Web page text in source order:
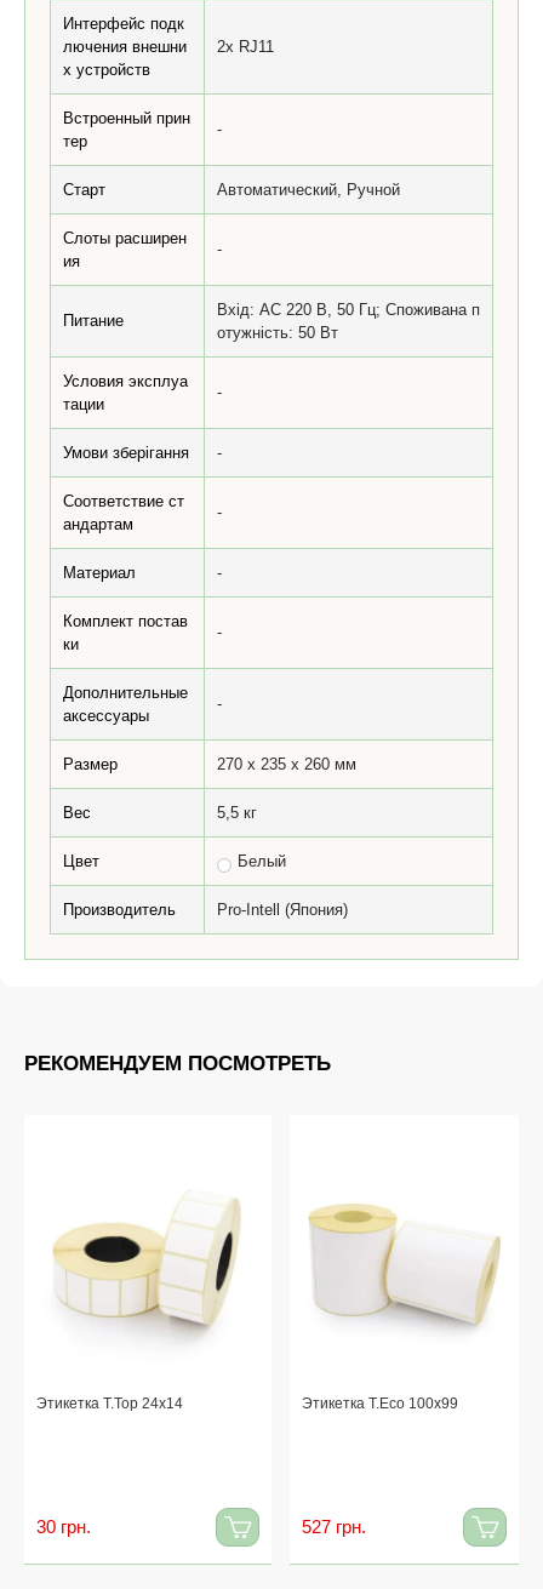
Интерфейс подк
лючения внешни
х устройств
2х RJ11
Встроенный прин
тер
-
Старт Автоматический, Ручной
Слоты расширен
ия
-
Питание
Вхід: AC 220 В, 50 Гц; Споживана п
отужність: 50 Вт
Условия эксплуа
тации
-
Умови зберігання -
Соответствие ст
андартам
-
Материал -
Комплект постав
ки
-
Дополнительные
аксессуары
-
Размер 270 х 235 х 260 мм
Вес 5,5 кг
Цвет Белый
Производитель Pro-Intell (Япония)
РЕКОМЕНДУЕМ ПОСМОТРЕТЬ
Этикетка T.Top 24x14
30 грн.
Этикетка T.Eco 100x99
527 грн.